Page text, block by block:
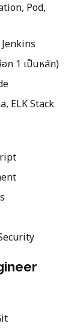
Pod,
อก 1 เป็นหลัก)
ELK Stack